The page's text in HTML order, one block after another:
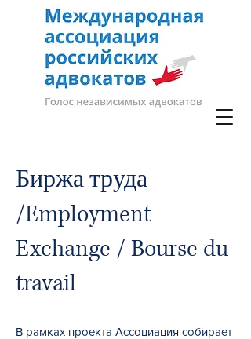
Биржа труда
/Employment
Exchange / Bourse du
travail
В рамках проекта Ассоциация собирает